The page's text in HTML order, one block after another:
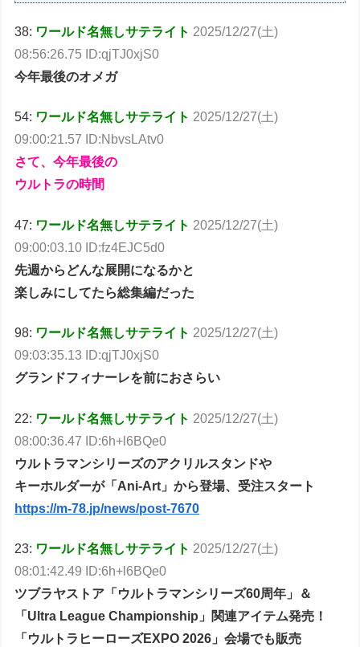
38: ワールド名無しサテライト 2025/12/27(土)
08:56:26.75 ID:qjTJ0xjS0
今年最後のオメガ
54: ワールド名無しサテライト 2025/12/27(土)
09:00:21.57 ID:NbvsLAtv0
さて、今年最後の
ウルトラの時間
47: ワールド名無しサテライト 2025/12/27(土)
09:00:03.10 ID:fz4EJC5d0
先週からどんな展開になるかと
楽しみにしてたら総集編だった
98: ワールド名無しサテライト 2025/12/27(土)
09:03:35.13 ID:qjTJ0xjS0
グランドフィナーレを前におさらい
22: ワールド名無しサテライト 2025/12/27(土)
08:00:36.47 ID:6h+l6BQe0
ウルトラマンシリーズのアクリルスタンドや
キーホルダーが「Ani-Art」から登場、受注スタート
https://m-78.jp/news/post-7670
23: ワールド名無しサテライト 2025/12/27(土)
08:01:42.49 ID:6h+l6BQe0
ツブラヤストア「ウルトラマンシリーズ60周年」＆
「Ultra League Championship」関連アイテム発売！
「ウルトラヒーローズEXPO 2026」会場でも販売